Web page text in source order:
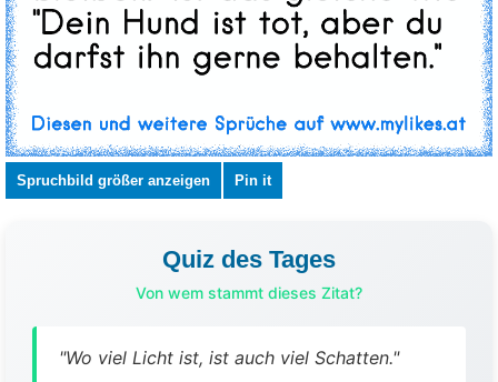
Spruchbild größer anzeigen Pin it
Quiz des Tages
Von wem stammt dieses Zitat?
"Wo viel Licht ist, ist auch viel Schatten."